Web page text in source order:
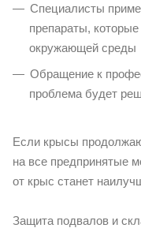
Специалисты
препараты,
окружающей среды
Обращение к
проблема будет
Если крысы
на все предпринятые
от крыс станет
Защита подвалов и